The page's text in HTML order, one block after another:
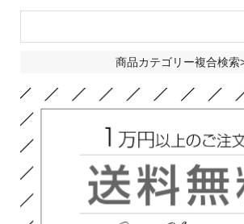
商品カテゴリー複合検索